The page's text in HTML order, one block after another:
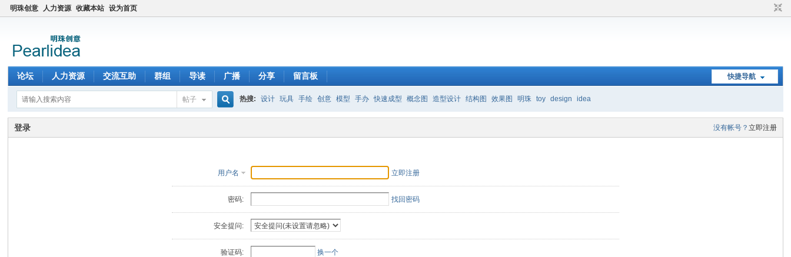
明珠创意 人力资源 收藏本站 设为首页
快捷导航
论坛 人力资源 交流互助 群组 导读 广播 分享 留言板
帖子
搜
热搜: 设计 玩具 手绘 创意 模型 手办 快速成型 概念图 造型设计 结构图 效果图 明珠 toy design idea
没有帐号？ 立即注册
登录
用户名 立即注册
密码: 找回密码
安全提问:
验证码:
换一个